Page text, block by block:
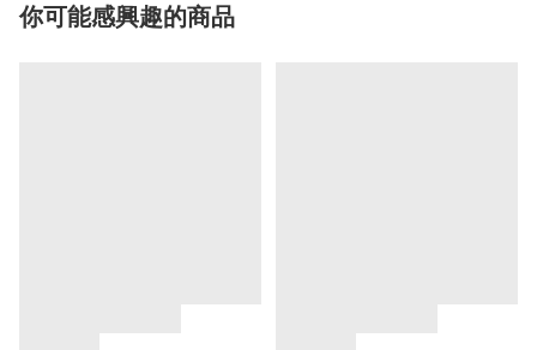
你可能感興趣的商品